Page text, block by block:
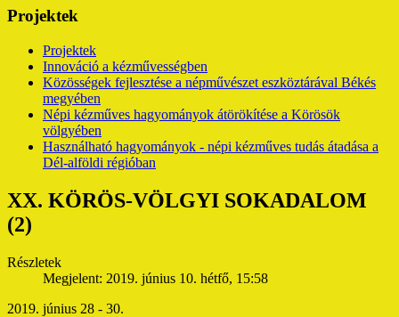
Projektek
Projektek
Innováció a kézművességben
Közösségek fejlesztése a népművészet eszköztárával Békés
megyében
Népi kézműves hagyományok átörökítése a Körösök
völgyében
Használható hagyományok - népi kézműves tudás átadása a
Dél-alföldi régióban
XX. KÖRÖS-VÖLGYI SOKADALOM
(2)
Részletek
Megjelent: 2019. június 10. hétfő, 15:58
2019. június 28 - 30.